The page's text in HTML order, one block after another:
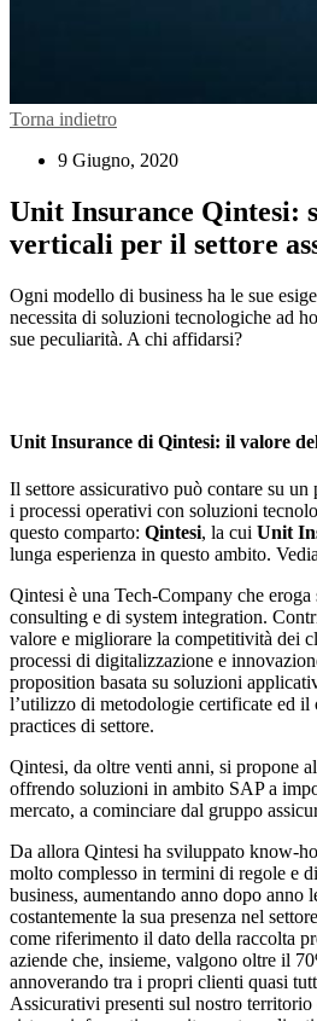
Torna indietro
9 Giugno, 2020
Unit Insurance Qintesi:
verticali per il settore
Ogni modello di business ha le sue
necessita di soluzioni tecnologiche ad
sue peculiarità. A chi affidarsi?
Unit Insurance di Qintesi: il valore
Il settore assicurativo può contare su un
i processi operativi con soluzioni
questo comparto: Qintesi, la cui Unit
lunga esperienza in questo ambito.
Qintesi è una Tech-Company che
consulting e di system integration.
valore e migliorare la competitività dei
processi di digitalizzazione e
proposition basata su soluzioni
l’utilizzo di metodologie certificate ed il
practices di settore.
Qintesi, da oltre venti anni, si propone
offrendo soluzioni in ambito SAP a
mercato, a cominciare dal gruppo
Da allora Qintesi ha sviluppato know-
molto complesso in termini di regole e
business, aumentando anno dopo anno
costantemente la sua presenza nel
come riferimento il dato della raccolta
aziende che, insieme, valgono oltre il
annoverando tra i propri clienti quasi
Assicurativi presenti sul nostro